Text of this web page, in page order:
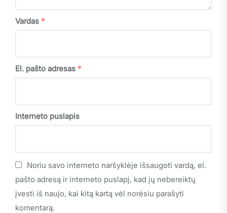
Vardas *
El. pašto adresas *
Interneto puslapis
Noriu savo interneto naršyklėje išsaugoti vardą, el.
pašto adresą ir interneto puslapį, kad jų nebereiktų
įvesti iš naujo, kai kitą kartą vėl norėsiu parašyti
komentarą.